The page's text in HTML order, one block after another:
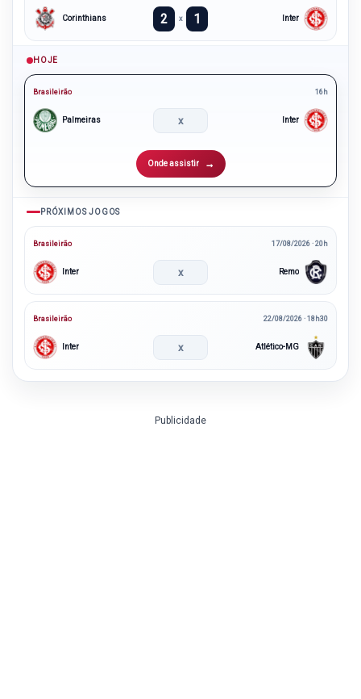
Corinthians 2 x 1 Inter
HOJE
Brasileirão 16h
Palmeiras x Inter
Onde assistir
PRÓXIMOS JOGOS
Brasileirão 17/08/2026 · 20h
Inter x Remo
Brasileirão 22/08/2026 · 18h30
Inter x Atlético-MG
Publicidade